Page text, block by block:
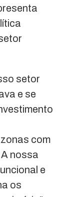
setor
e se
com
nossa
e
os